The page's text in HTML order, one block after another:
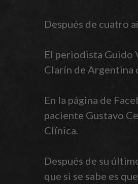
Después de cuatro
El periodista Guido
Clarín de Argentina
En la página de
paciente Gustavo
Clínica.
Después de su
que si se sabe es